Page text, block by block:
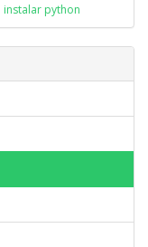
instalar python